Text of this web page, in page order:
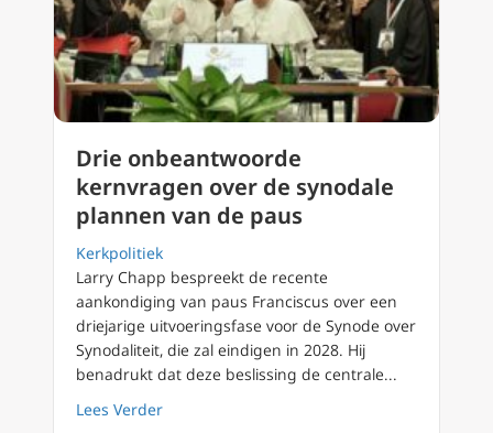
Drie onbeantwoorde
kernvragen over de synodale
plannen van de paus
Kerkpolitiek
Larry Chapp bespreekt de recente
aankondiging van paus Franciscus over een
driejarige uitvoeringsfase voor de Synode over
Synodaliteit, die zal eindigen in 2028. Hij
benadrukt dat deze beslissing de centrale...
Lees Verderabout Drie onbeantwoorde kernvragen